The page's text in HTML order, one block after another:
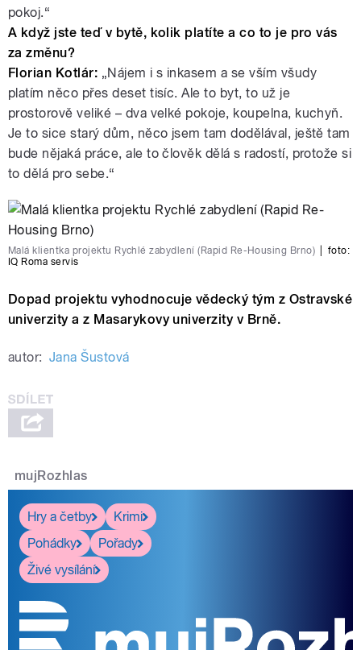
pokoj.“
A když jste teď v bytě, kolik platíte a co to je pro vás
za změnu?
Florian Kotlár: „Nájem i s inkasem a se vším všudy
platím něco přes deset tisíc. Ale to byt, to už je
prostorově veliké – dva velké pokoje, koupelna, kuchyň.
Je to sice starý dům, něco jsem tam dodělával, ještě tam
bude nějaká práce, ale to člověk dělá s radostí, protože si
to dělá pro sebe.“
Malá klientka projektu Rychlé zabydlení (Rapid Re-Housing Brno)
foto:
IQ Roma servis
Dopad projektu vyhodnocuje vědecký tým z Ostravské
univerzity a z Masarykovy univerzity v Brně.
autor: Jana Šustová
mujRozhlas
Hry a četby
Krimi
Pohádky
Pořady
Živé vysílání